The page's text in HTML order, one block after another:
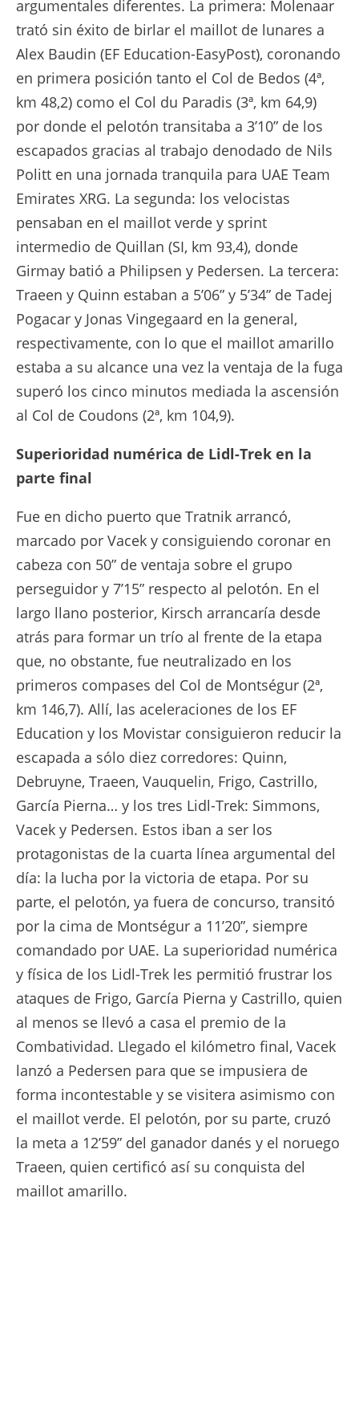
argumentales diferentes. La primera: Molenaar
trató sin éxito de birlar el maillot de lunares a
Alex Baudin (EF Education-EasyPost), coronando
en primera posición tanto el Col de Bedos (4ª,
km 48,2) como el Col du Paradis (3ª, km 64,9)
por donde el pelotón transitaba a 3’10” de los
escapados gracias al trabajo denodado de Nils
Politt en una jornada tranquila para UAE Team
Emirates XRG. La segunda: los velocistas
pensaban en el maillot verde y sprint
intermedio de Quillan (SI, km 93,4), donde
Girmay batió a Philipsen y Pedersen. La tercera:
Traeen y Quinn estaban a 5’06” y 5’34” de Tadej
Pogacar y Jonas Vingegaard en la general,
respectivamente, con lo que el maillot amarillo
estaba a su alcance una vez la ventaja de la fuga
superó los cinco minutos mediada la ascensión
al Col de Coudons (2ª, km 104,9).
Superioridad numérica de Lidl-Trek en la
parte final
Fue en dicho puerto que Tratnik arrancó,
marcado por Vacek y consiguiendo coronar en
cabeza con 50” de ventaja sobre el grupo
perseguidor y 7’15” respecto al pelotón. En el
largo llano posterior, Kirsch arrancaría desde
atrás para formar un trío al frente de la etapa
que, no obstante, fue neutralizado en los
primeros compases del Col de Montségur (2ª,
km 146,7). Allí, las aceleraciones de los EF
Education y los Movistar consiguieron reducir la
escapada a sólo diez corredores: Quinn,
Debruyne, Traeen, Vauquelin, Frigo, Castrillo,
García Pierna… y los tres Lidl-Trek: Simmons,
Vacek y Pedersen. Estos iban a ser los
protagonistas de la cuarta línea argumental del
día: la lucha por la victoria de etapa. Por su
parte, el pelotón, ya fuera de concurso, transitó
por la cima de Montségur a 11’20”, siempre
comandado por UAE. La superioridad numérica
y física de los Lidl-Trek les permitió frustrar los
ataques de Frigo, García Pierna y Castrillo, quien
al menos se llevó a casa el premio de la
Combatividad. Llegado el kilómetro final, Vacek
lanzó a Pedersen para que se impusiera de
forma incontestable y se visitera asimismo con
el maillot verde. El pelotón, por su parte, cruzó
la meta a 12’59” del ganador danés y el noruego
Traeen, quien certificó así su conquista del
maillot amarillo.